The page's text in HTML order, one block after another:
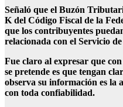
Señaló que el Buzón
K del Código Fiscal de la
que los contribuyentes
relacionada con el Servicio
Fue claro al expresar que
se pretende es que tengan
observa su información es la
con toda confiabilidad.